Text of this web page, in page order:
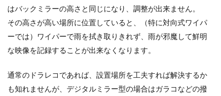
はバックミラーの高さと同じになり、調整が出来ません。
その高さが高い場所に位置していると、（特に対向式ワイパ
ーでは）ワイパーで雨を拭き取りきれず、雨が邪魔して鮮明
な映像を記録することが出来なくなります。
通常のドラレコであれば、設置場所を工夫すれば解決するか
も知れませんが、デジタルミラー型の場合はガラコなどの撥